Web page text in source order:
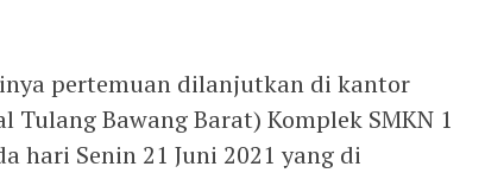
pertemuan dilanjutkan di kantor
Tulang Bawang Barat) Komplek SMKN 1
hari Senin 21 Juni 2021 yang di